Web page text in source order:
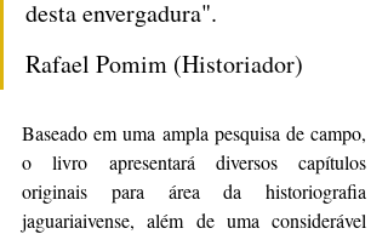
desta envergadura".
Rafael Pomim (Historiador)
Baseado em uma ampla pesquisa de campo,
o livro apresentará diversos capítulos
originais para área da historiografia
jaguariaivense, além de uma considerável